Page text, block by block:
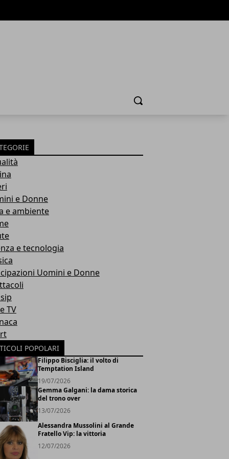
Cerca
e Donne
e ambiente
e tecnologia
Uomini e Donne
TV
POPOLARI
Filippo Bisciglia: il volto di
Temptation Island
19/07/2026
Gemma Galgani: la dama storica
del trono over
13/07/2026
Alessandra Mussolini al Grande
Fratello Vip: la vittoria
12/07/2026